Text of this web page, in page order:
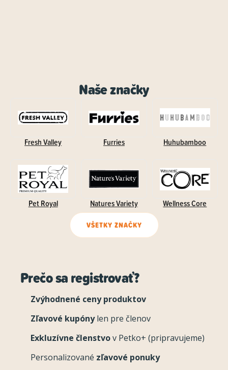
Naše značky
Fresh Valley Furries Huhubamboo
Pet Royal Natures Variety Wellness Core
VŠETKY ZNAČKY
Prečo sa registrovať?
Zvýhodnené ceny produktov
Zľavové kupónylen pre členov
Exkluzívne členstvov Petko+ (pripravujeme)
Personalizované zľavové ponuky